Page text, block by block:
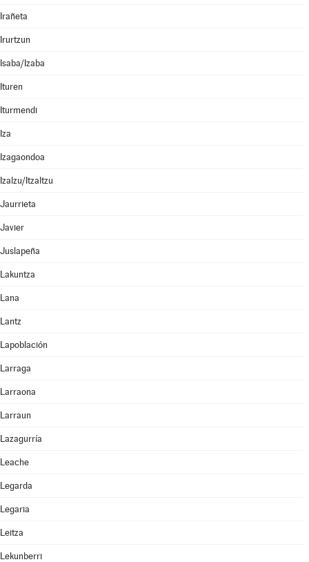
Irañeta
Irurtzun
Isaba/Izaba
Ituren
Iturmendi
Iza
Izagaondoa
Izalzu/Itzaltzu
Jaurrieta
Javier
Juslapeña
Lakuntza
Lana
Lantz
Lapoblación
Larraga
Larraona
Larraun
Lazagurría
Leache
Legarda
Legaria
Leitza
Lekunberri